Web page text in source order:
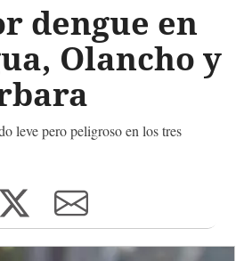
dengue en
Olancho y
leve pero peligroso en los tres